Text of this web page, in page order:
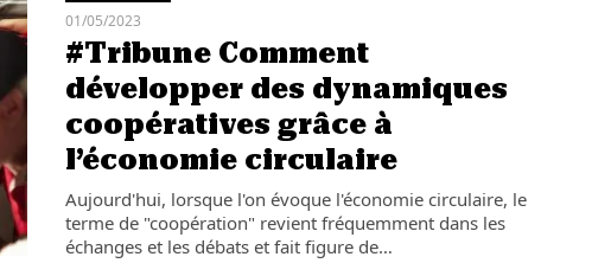
01/05/2023
#Tribune Comment
développer des dynamiques
coopératives grâce à
l’économie circulaire
Aujourd'hui, lorsque l'on évoque l'économie circulaire, le
terme de "coopération" revient fréquemment dans les
échanges et les débats et fait figure de…